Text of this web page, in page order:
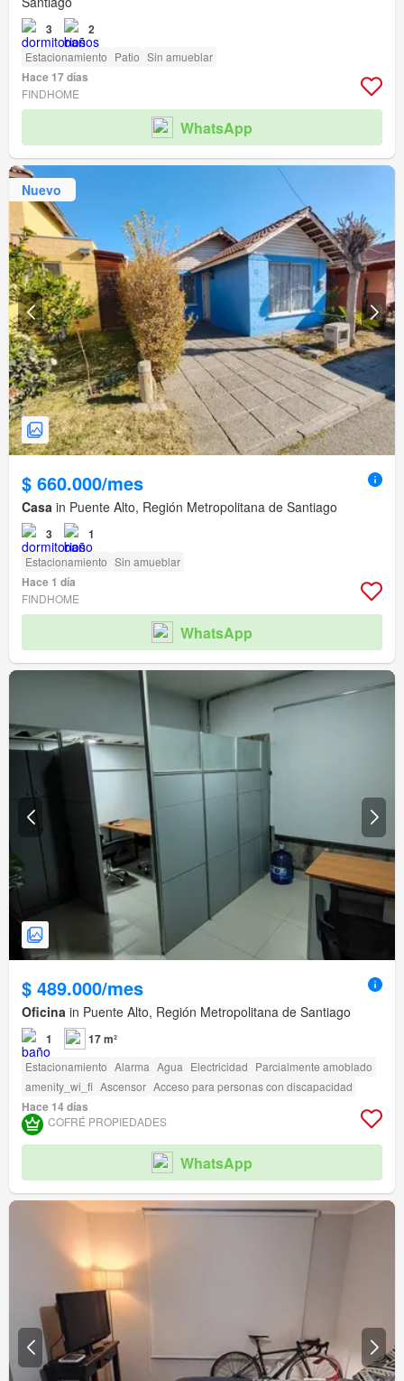
3 2
Estacionamiento Patio Sin amueblar
Hace 17 días
FINDHOME
WhatsApp
Nuevo
$ 660.000/mes
Casa in Puente Alto, Región Metropolitana de Santiago
3 1
Estacionamiento Sin amueblar
Hace 1 día
FINDHOME
WhatsApp
$ 489.000/mes
Oficina in Puente Alto, Región Metropolitana de Santiago
1 17 m²
Estacionamiento Alarma Agua Electricidad Parcialmente amoblado
amenity_wi_fi Ascensor Acceso para personas con discapacidad
Hace 14 días
COFRÉ PROPIEDADES
WhatsApp